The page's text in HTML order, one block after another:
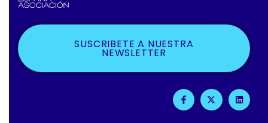
SUSCRIBETE A NUESTRA
NEWSLETTER
F
A
C
X
-
T
L
I
N